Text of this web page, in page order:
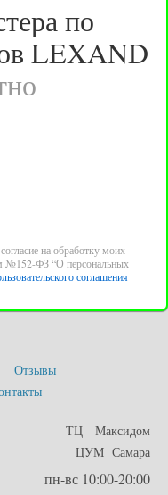
по
LEXAND
на обработку моих
№152-ФЗ “О персональных
соглашения
Отзывы
ТЦ Максидом
ЦУМ Самара
пн-вс 10:00-20:00